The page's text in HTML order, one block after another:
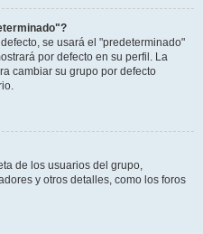
se usará el "predeterminado"
por defecto en su perfil. La
cambiar su grupo por defecto
de los usuarios del grupo,
y otros detalles, como los foros